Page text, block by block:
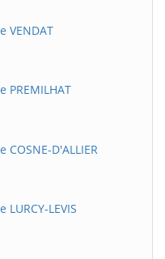
VENDAT
D'ALLIER
LEVIS